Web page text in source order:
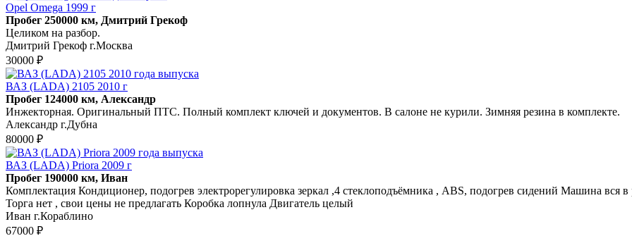
Opel Omega 1999 г
Пробег 250000 км, Дмитрий Грекоф
Целиком на разбор.
Дмитрий Грекоф г.Москва
30000 ₽
ВАЗ (LADA) 2105 2010 г
Пробег 124000 км, Александр
Инжекторная. Оригинальный ПТС. Полный комплект ключей и документов. В салоне не курили. Зимняя резина в комплекте.
Александр г.Дубна
80000 ₽
ВАЗ (LADA) Priora 2009 г
Пробег 190000 км, Иван
Комплектация Кондиционер, подогрев электрорегулировка зеркал ,4 стеклоподъёмника , ABS, подогрев сидений Машина вся
Торга нет , свои цены не предлагать Коробка лопнула Двигатель целый
Иван г.Кораблино
67000 ₽